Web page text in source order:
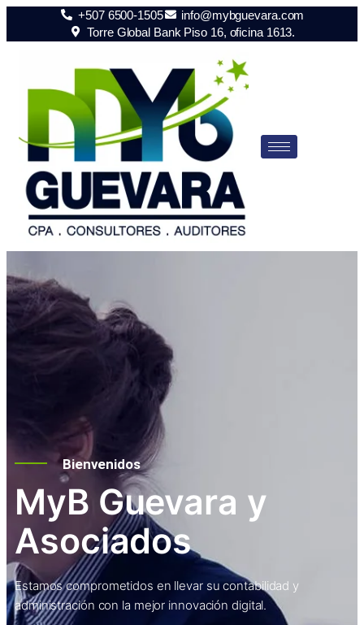
+507 6500-1505
info@mybguevara.com
Torre Global Bank Piso 16, oficina 1613.
Bienvenidos
MyB Guevara y
Asociados
Estamos comprometidos en llevar su contabilidad y
administración con la mejor innovación digital.